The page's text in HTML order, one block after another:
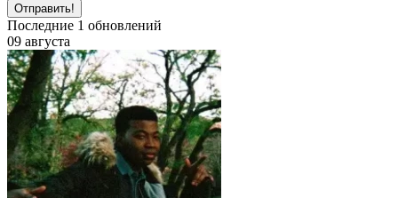
Отправить!
Последние 1 обновлений
09 августа